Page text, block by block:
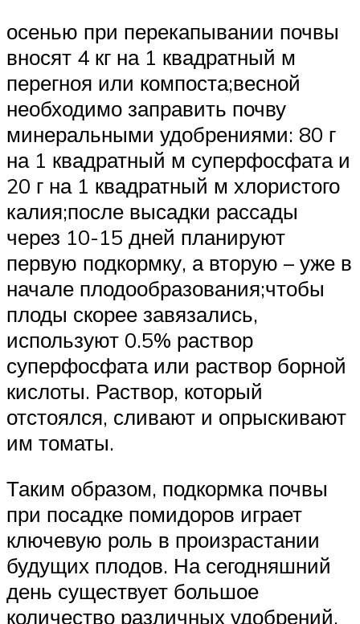
осенью при перекапывании почвы
вносят 4 кг на 1 квадратный м
перегноя или компоста;весной
необходимо заправить почву
минеральными удобрениями: 80 г
на 1 квадратный м суперфосфата и
20 г на 1 квадратный м хлористого
калия;после высадки рассады
через 10-15 дней планируют
первую подкормку, а вторую – уже в
начале плодообразования;чтобы
плоды скорее завязались,
используют 0.5% раствор
суперфосфата или раствор борной
кислоты. Раствор, который
отстоялся, сливают и опрыскивают
им томаты.
Таким образом, подкормка почвы
при посадке помидоров играет
ключевую роль в произрастании
будущих плодов. На сегодняшний
день существует большое
количество различных удобрений,